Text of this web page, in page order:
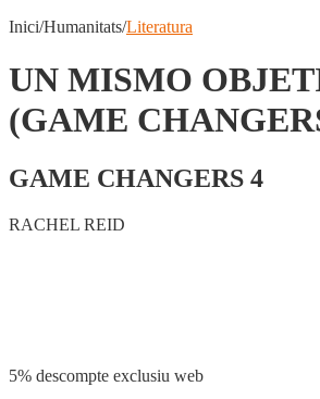
Inici/Humanitats/Literatura
UN MISMO
(GAME
GAME CHANGERS 4
RACHEL REID
5% descompte exclusiu web